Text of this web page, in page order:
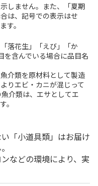
しません。また、「夏期
は、記号での表示はせ
す。
落花生」「えび」「か
を含んでいる場合に品目名
介類を原材料として製造
りエビ・カニが混じって
介類は、エサとしてエ
。
「小道具類」はお届け
などの環境により、実